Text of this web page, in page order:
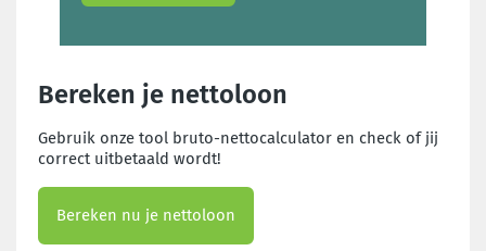
Bereken je nettoloon
Gebruik onze tool bruto-nettocalculator en check of jij
correct uitbetaald wordt!
Bereken nu je nettoloon